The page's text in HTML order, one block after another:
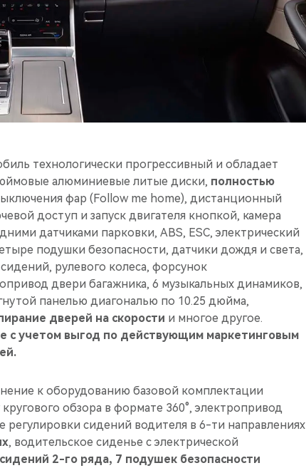
технологически прогрессивный и обладает
алюминиевые литые диски, полностью
фар (Follow me home), дистанционный
доступ и запуск двигателя кнопкой, камера
датчиками парковки, ABS, ESC, электрический
подушки безопасности, датчики дождя и света,
рулевого колеса, форсунок
двери багажника, 6 музыкальных динамиков,
панелью диагональю по 10.25 дюйма,
дверей на скорости и многое другое.
с учетом выгод по действующим маркетинговым
к оборудованию базовой комплектации
обзора в формате 360°, электропривод
регулировки сидений водителя в 6-ти направлениях
, водительское сиденье с электрической
2-го ряда, 7 подушек безопасности